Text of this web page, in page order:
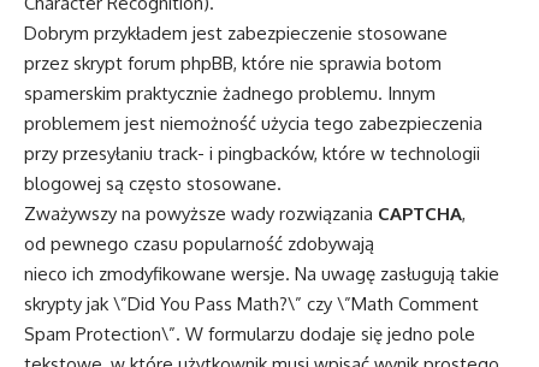
Dobrym przykładem jest zabezpieczenie stosowane
przez skrypt forum phpBB, które nie sprawia botom
spamerskim praktycznie żadnego problemu. Innym
problemem jest niemożność użycia tego zabezpieczenia
przy przesyłaniu track- i pingbacków, które w technologii
blogowej są często stosowane.
Zważywszy na powyższe wady rozwiązania CAPTCHA,
od pewnego czasu popularność zdobywają
nieco ich zmodyfikowane wersje. Na uwagę zasługują takie
skrypty jak \”Did You Pass Math?\” czy \”Math Comment
Spam Protection\”. W formularzu dodaje się jedno pole